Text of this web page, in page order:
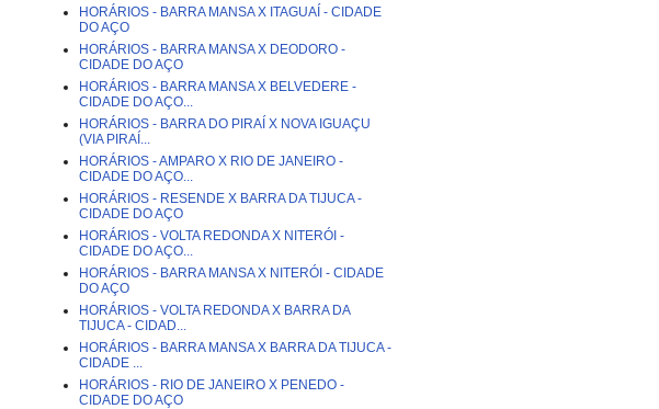
HORÁRIOS - BARRA MANSA X ITAGUAÍ - CIDADE
DO AÇO
HORÁRIOS - BARRA MANSA X DEODORO -
CIDADE DO AÇO
HORÁRIOS - BARRA MANSA X BELVEDERE -
CIDADE DO AÇO...
HORÁRIOS - BARRA DO PIRAÍ X NOVA IGUAÇU
(VIA PIRAÍ...
HORÁRIOS - AMPARO X RIO DE JANEIRO -
CIDADE DO AÇO...
HORÁRIOS - RESENDE X BARRA DA TIJUCA -
CIDADE DO AÇO
HORÁRIOS - VOLTA REDONDA X NITERÓI -
CIDADE DO AÇO...
HORÁRIOS - BARRA MANSA X NITERÓI - CIDADE
DO AÇO
HORÁRIOS - VOLTA REDONDA X BARRA DA
TIJUCA - CIDAD...
HORÁRIOS - BARRA MANSA X BARRA DA TIJUCA -
CIDADE ...
HORÁRIOS - RIO DE JANEIRO X PENEDO -
CIDADE DO AÇO